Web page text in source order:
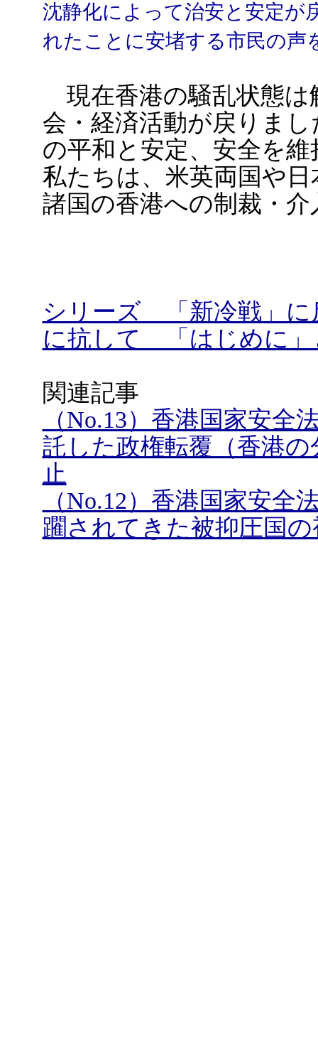
沈静化によって治安と安定が
れたことに安堵する市民の声
現在香港の騒乱状態は
会・経済活動が戻りま
の平和と安定、安全を
私たちは、米英両国や
諸国の香港への制裁・
シリーズ 「新冷戦」
に抗して 「はじめに」
関連記事
（No.13）香港国家安
託した政権転覆（香港
止
（No.12）香港国家安
躙されてきた被抑圧国